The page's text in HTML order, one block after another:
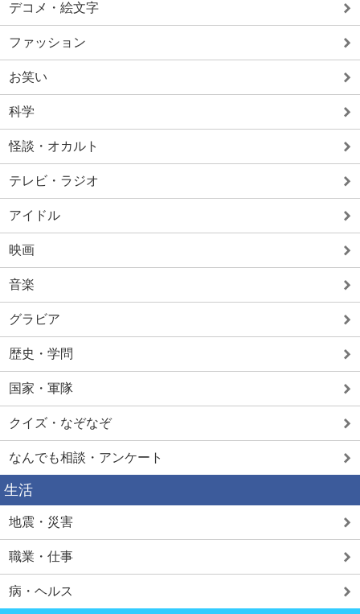
デコメ・絵文字
ファッション
お笑い
科学
怪談・オカルト
テレビ・ラジオ
アイドル
映画
音楽
グラビア
歴史・学問
国家・軍隊
クイズ・なぞなぞ
なんでも相談・アンケート
生活
地震・災害
職業・仕事
病・ヘルス